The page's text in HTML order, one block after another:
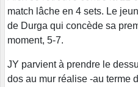
match lâche en 4 sets. Le
de Durga qui concède sa
moment, 5-7.
JY parvient à prendre le
dos au mur réalise -au terme